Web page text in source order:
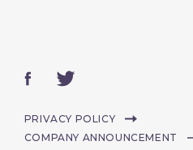
PRIVACY POLICY
COMPANY ANNOUNCEMENT